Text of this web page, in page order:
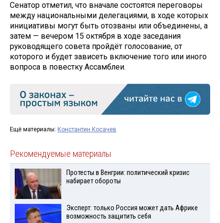
Сенатор отметил, что вначале состоятся переговоры
между национальными делегациями, в ходе которых
инициативы могут быть отозваны или объединены, а
затем — вечером 15 октября в ходе заседания
руководящего совета пройдёт голосование, от
которого и будет зависеть включение того или иного
вопроса в повестку Ассамблеи.
Ещё материалы: Константин Косачев
Рекомендуемые материалы
Протесты в Венгрии: политический кризис
набирает обороты
Эксперт: только Россия может дать Африке
возможность защитить себя